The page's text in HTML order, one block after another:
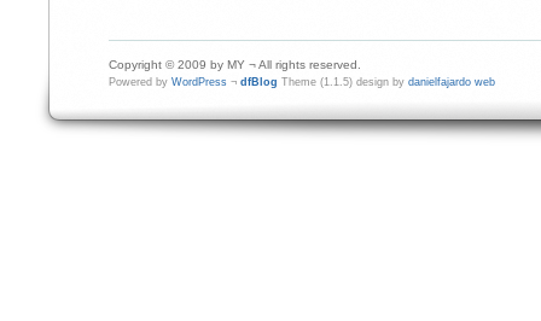
Copyright © 2009 by MY ¬ All rights reserved.
Powered by WordPress ¬ dfBlog Theme (1.1.5) design by danielfajardo web